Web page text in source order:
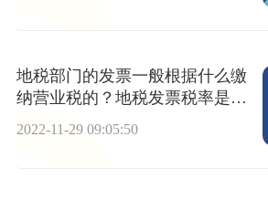
地税部门的发票一般根据什么缴
纳营业税的？地税发票税率是多
2022-11-29 09:05:50